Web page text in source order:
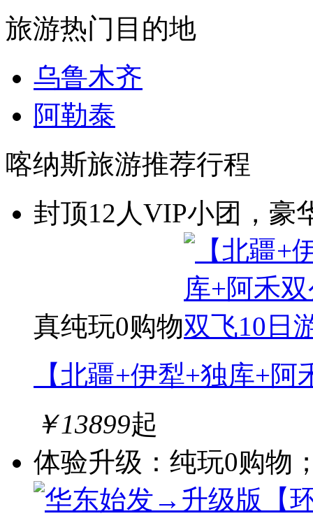
旅游热门目的地
乌鲁木齐
阿勒泰
喀纳斯旅游推荐行程
封顶12人VIP小团，豪
真纯玩0购物
【北疆+伊犁+独库+
￥13899起
体验升级：纯玩0购物